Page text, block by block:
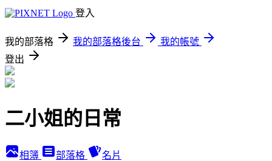
登入
我的部落格 我的部落格後台
我的帳號
登出
二小姐的日常
相簿 部落格 名片